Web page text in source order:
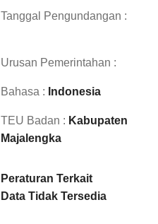
Tanggal Pengundangan :
Urusan Pemerintahan :
Bahasa : Indonesia
TEU Badan : Kabupaten
Majalengka
Peraturan Terkait
Data Tidak Tersedia